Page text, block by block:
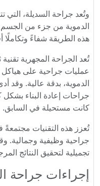
وتُعد جراحة السديلة، التي
الدموية من جزء من الجسم
هذه الطريقة شفاءً
تُعد الجراحة المجهرية
عمليات جراحية على هياكل
الدموية، بدقة عالية. وقد
جراحات إعادة البناء بشكل
كانت مستحيلة في السابق.
تُعزز هذه التقنيات مجتمعةً
جراحية وظيفية وجمالية.
تجميلية لتحقيق النتائج
إجراءات جراحة